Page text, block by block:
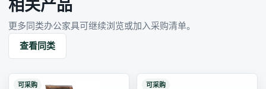
相关产品
更多同类办公家具可继续浏览或加入采购清单。
查看同类
可采购 可采购